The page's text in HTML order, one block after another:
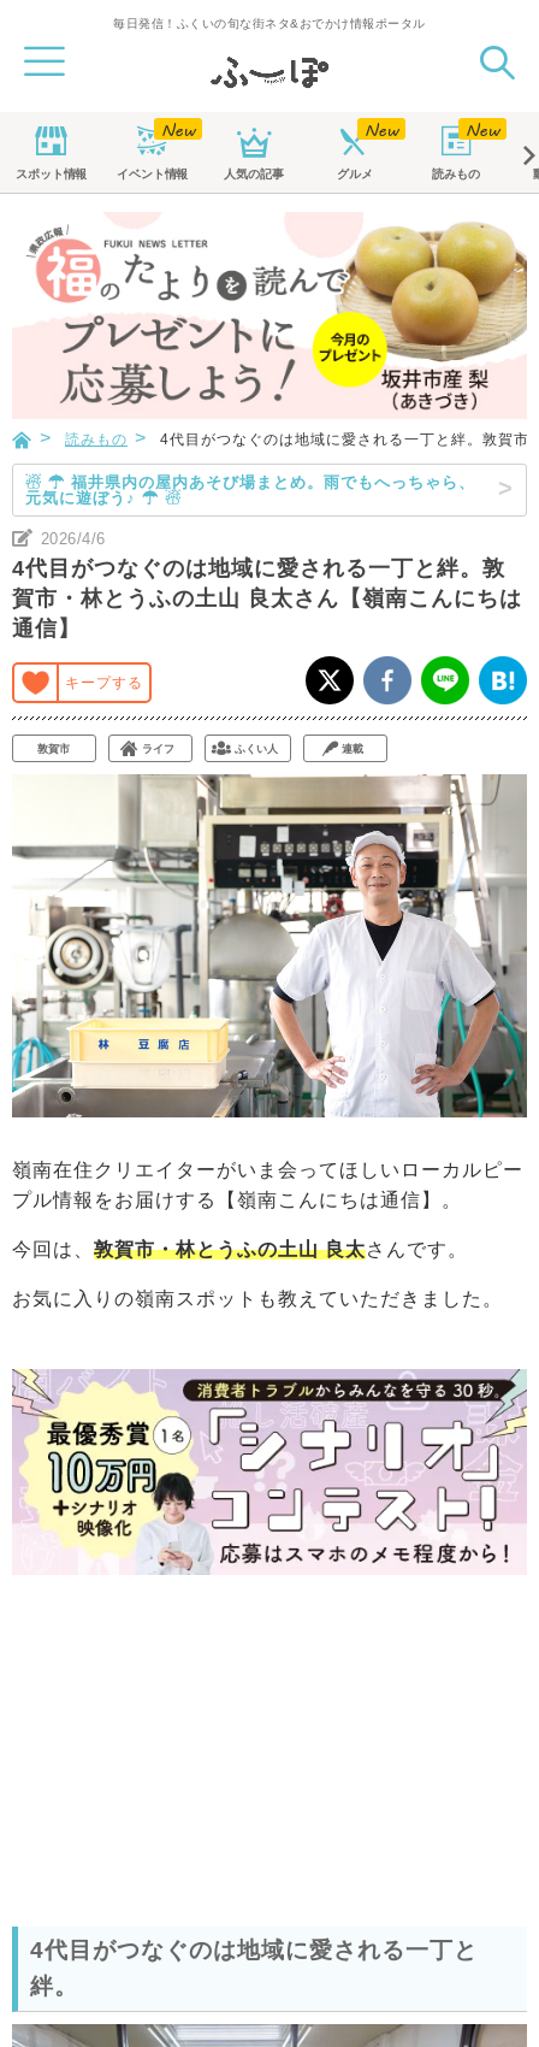
毎日発信！ふくいの旬な街ネタ&おでかけ情報ポータル
スポット情報 イベント情報 人気の記事 グルメ 読みもの
読みもの 4代目がつなぐのは地域に愛される一丁と絆。敦賀
☃ ☂ 福井県内の屋内あそび場まとめ。雨でもへっちゃら、
元気に遊ぼう♪ ☂ ☃
2026/4/6
4代目がつなぐのは地域に愛される一丁と絆。敦
賀市・林とうふの土山 良太さん【嶺南こんにちは
通信】
キープする
敦賀市 ライフ ふくい人 連載
嶺南在住クリエイターがいま会ってほしいローカルピー
プル情報をお届けする【嶺南こんにちは通信】。
今回は、 敦賀市・林とうふの土山 良太さんです。
お気に入りの嶺南スポットも教えていただきました。
4代目がつなぐのは地域に愛される一丁と
絆。